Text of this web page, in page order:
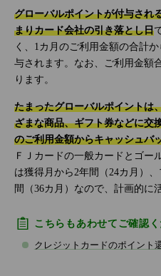
グローバルポイントが付与され
まりカード会社の引き落とし日
く、1カ月のご利用金額の合計
与されます。なお、ご利用金額
ります。
たまったグローバルポイントは
ざまな商品、ギフト券などに交
のご利用金額からキャッシュバ
ＦＪカードの一般カードとゴー
は獲得月から2年間（24カ月）
間（36カ月）なので、計画的に
こちらもあわせてご確認
クレジットカードのポイント